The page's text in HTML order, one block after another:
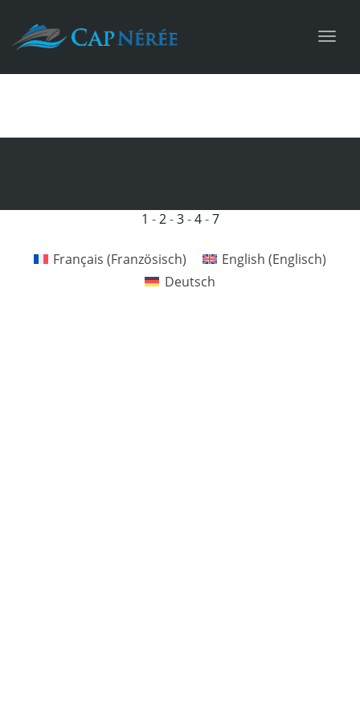
1 -2-3-4-7
Français (Französisch) English (Englisch)
Deutsch